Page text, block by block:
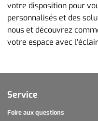
votre disposition pour
personnalisés et des
nous et découvrez
votre espace avec
Service
Foire aux questions